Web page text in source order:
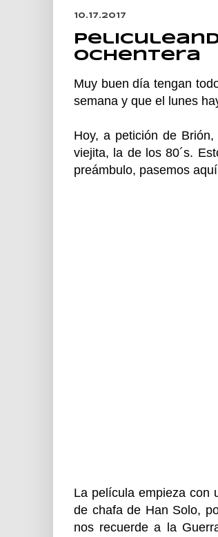
10.17.2017
Ochentera
Muy buen día tengan
semana y que el lunes
Hoy, a petición de
viejita, la de los 80´s.
preámbulo, pasemos
La película empieza con
de chafa de Han Solo,
nos recuerde a la